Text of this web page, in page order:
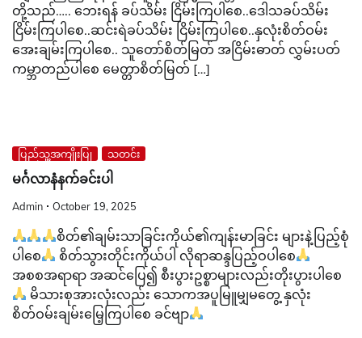
တို့သည်….. ဘေးရန် ခပ်သိမ်း ငြိမ်းကြပါစေ..ဒေါသခပ်သိမ်း
ငြိမ်းကြပါစေ..ဆင်းရဲခပ်သိမ်း ငြိမ်းကြပါစေ..နှလုံးစိတ်ဝမ်း
အေးချမ်းကြပါစေ.. သူတော်စိတ်မြတ် အငြိမ်းဓာတ် လွှမ်းပတ်
ကမ္ဘာတည်ပါစေ မေတ္တာစိတ်မြတ် […]
ပြည်သူ့အကျိုးပြု သတင်း
မင်္ဂလာနံနက်ခင်းပါ
Admin October 19, 2025
စိတ်၏ချမ်းသာခြင်းကိုယ်၏ကျန်းမာခြင်း များနဲ့ပြည့်စုံ
ပါစေ
စိတ်သွားတိုင်းကိုယ်ပါ လိုရာဆန္ဒပြည့်ဝပါစေ
အစစအရာရာ အဆင်ပြေ၍ စီးပွားဥစ္စာများလည်းတိုးပွားပါစေ
မိသားစုအားလုံးလည်း သောကအပူမြူမျှမတွေ့ နှလုံး
စိတ်ဝမ်းချမ်းမြေ့ကြပါစေ ခင်ဗျာ